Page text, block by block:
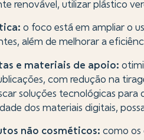
renovável, utilizar plástico
o foco está em ampliar o
além de melhorar a
e materiais de apoio:
com redução na
soluções tecnológicas
dos materiais digitais,
não cosméticos: como os